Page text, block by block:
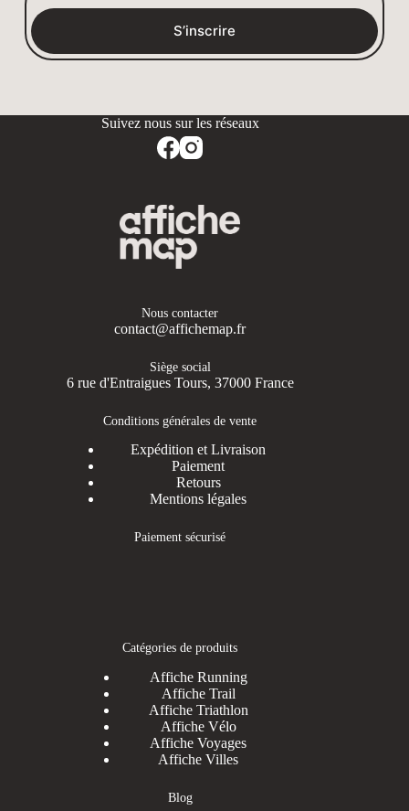
S’inscrire
Nous contacter
contact@affichemap.fr
Siège social
6 rue d'Entraigues Tours, 37000 France
Conditions générales de vente
Expédition et Livraison
Paiement
Retours
Mentions légales
Paiement sécurisé
Catégories de produits
Affiche Running
Affiche Trail
Affiche Triathlon
Affiche Vélo
Affiche Voyages
Affiche Villes
Blog